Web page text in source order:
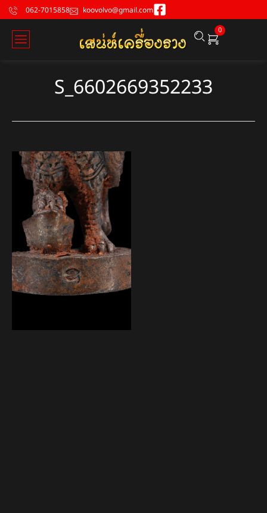
062-7015858 koovolvo@gmail.com
0
S_6602669352233